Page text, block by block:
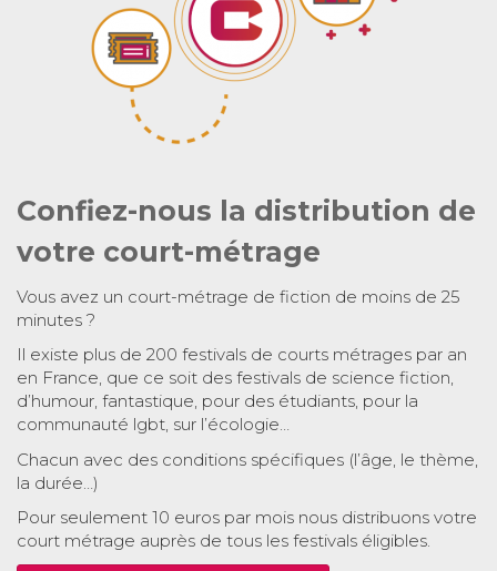
Confiez-nous la distribution de
votre court-métrage
Vous avez un court-métrage de fiction de moins de 25
minutes ?
Il existe plus de 200 festivals de courts métrages par an
en France, que ce soit des festivals de science fiction,
d’humour, fantastique, pour des étudiants, pour la
communauté lgbt, sur l’écologie…
Chacun avec des conditions spécifiques (l’âge, le thème,
la durée…)
Pour seulement 10 euros par mois nous distribuons votre
court métrage auprès de tous les festivals éligibles.